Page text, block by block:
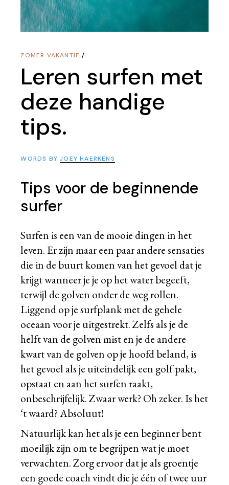
ZOMER VAKANTIE
Leren surfen met
deze handige
tips.
WORDS BYJOEY HAERKENS
Tips voor de beginnende
surfer
Surfen is een van de mooie dingen in het
leven. Er zijn maar een paar andere sensaties
die in de buurt komen van het gevoel dat je
krijgt wanneer je je op het water begeeft,
terwijl de golven onder de weg rollen.
Liggend op je surfplank met de gehele
oceaan voor je uitgestrekt. Zelfs als je de
helft van de golven mist en je de andere
kwart van de golven op je hoofd beland, is
het gevoel als je uiteindelijk een golf pakt,
opstaat en aan het surfen raakt,
onbeschrijfelijk. Zwaar werk? Oh zeker. Is het
‘t waard? Absoluut!
Natuurlijk kan het als je een beginner bent
moeilijk zijn om te begrijpen wat je moet
verwachten. Zorg ervoor dat je als groentje
een goede coach vindt die je één of twee uur